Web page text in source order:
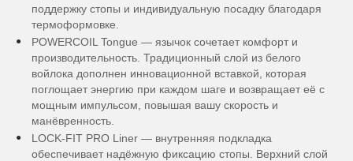
поддержку стопы и индивидуальную посадку благодаря
термоформовке.
POWERCOIL Tongue — язычок сочетает комфорт и
производительность. Традиционный слой из белого
войлока дополнен инновационной вставкой, которая
поглощает энергию при каждом шаге и возвращает её с
мощным импульсом, повышая вашу скорость и
манёвренность.
LOCK-FIT PRO Liner — внутренняя подкладка
обеспечивает надёжную фиксацию стопы. Верхний слой